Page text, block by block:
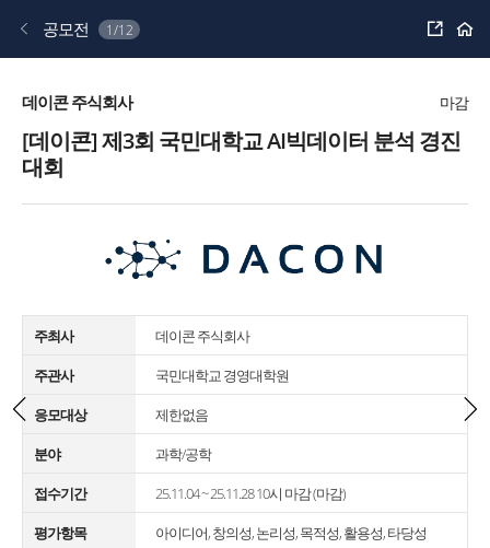
공모전 1/12 공
하
홈
데이콘 주식회사 마감
[데이콘] 제3회 국민대학교 AI빅데이터 분석 경진
대회
주최사
데이콘 주식회사
주관사
국민대학교 경영대학원
응모대상
제한없음
분야
과학/공학
접수기간
25.11.04 ~ 25.11.28 10시 마감 (마감)
평가항목
아이디어, 창의성, 논리성, 목적성, 활용성, 타당성